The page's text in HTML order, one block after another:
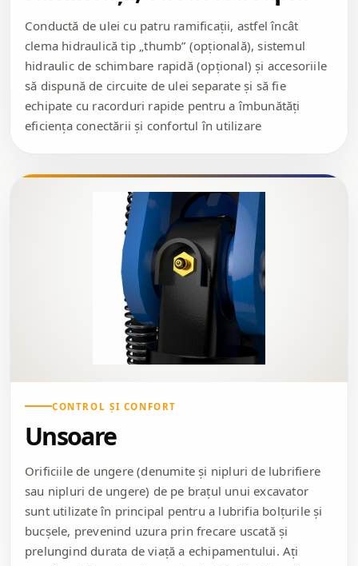
Conductă de ulei cu patru ramificații, astfel încât
clema hidraulică tip „thumb” (opțională), sistemul
hidraulic de schimbare rapidă (opțional) și accesoriile
să dispună de circuite de ulei separate și să fie
echipate cu racorduri rapide pentru a îmbunătăți
eficiența conectării și confortul în utilizare
CONTROL ȘI CONFORT
Unsoare
Orificiile de ungere (denumite și nipluri de lubrifiere
sau nipluri de ungere) de pe brațul unui excavator
sunt utilizate în principal pentru a lubrifia bolțurile și
bucșele, prevenind uzura prin frecare uscată și
prelungind durata de viață a echipamentului. Ați